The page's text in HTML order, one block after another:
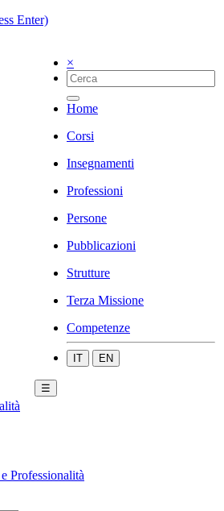
Enter)
×
Home
Corsi
Insegnamenti
Professioni
Persone
Pubblicazioni
Strutture
Terza Missione
Competenze
IT EN
☰
Professionalità